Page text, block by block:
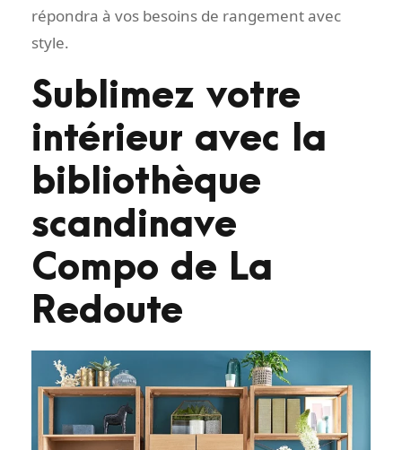
répondra à vos besoins de rangement avec
style.
Sublimez votre
intérieur avec la
bibliothèque
scandinave
Compo de La
Redoute